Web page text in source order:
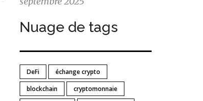
Nuage de tags
DeFi
échange crypto
blockchain
cryptomonnaie